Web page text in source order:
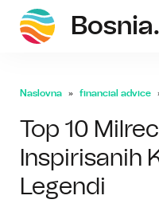
Naslovna financial advice
Top 10
Inspirisanih
Legendi